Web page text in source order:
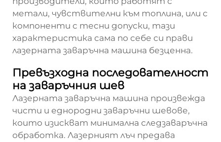
метали, чувствителни към топлина, или с
компоненти с тесни допуски, тази
характеристика сама по себе си прави
лазерната заваръчна машина безценна.
Превъзходна последователност
на заваръчния шев
Лазерната заваръчна машина произвежда
чисти и еднородни заваръчни шевове,
които изискват минимална следзаваръчна
обработка. Лазерният лъч предава